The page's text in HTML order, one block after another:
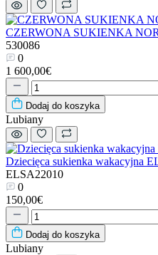
CZERWONA SUKIENKA
530086
0
1 600,00€
Dodaj do koszyka
Lubiany
Dziecięca sukienka wakacyjna
ELSA22010
0
150,00€
Dodaj do koszyka
Lubiany